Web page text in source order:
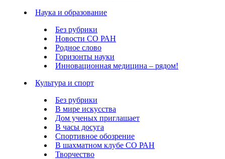
Наука и образование
Без рубрики
Новости СО РАН
Родное слово
Горизонты науки
Инновационная медицина – рядом!
Культура и спорт
Без рубрики
В мире искусства
Дом ученых приглашает
В часы досуга
Спортивное обозрение
В шахматном клубе СО РАН
Творчество